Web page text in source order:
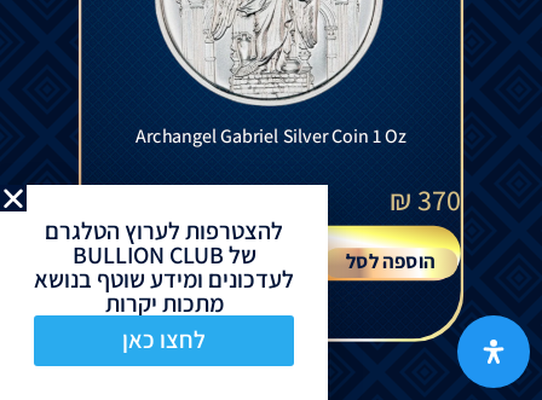
Archangel Gabriel Silver Coin 1 Oz
370
₪
הוספה לסל
להצטרפות לערוץ הטלגרם
של BULLION CLUB
לעדכונים ומידע שוטף בנושא
מתכות יקרות
לחצו כאן